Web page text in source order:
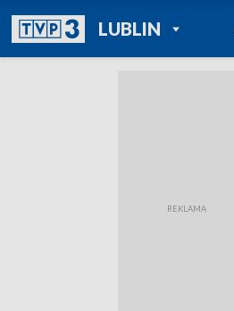
LUBLINPOWRÓT DO
TVP REGIONY